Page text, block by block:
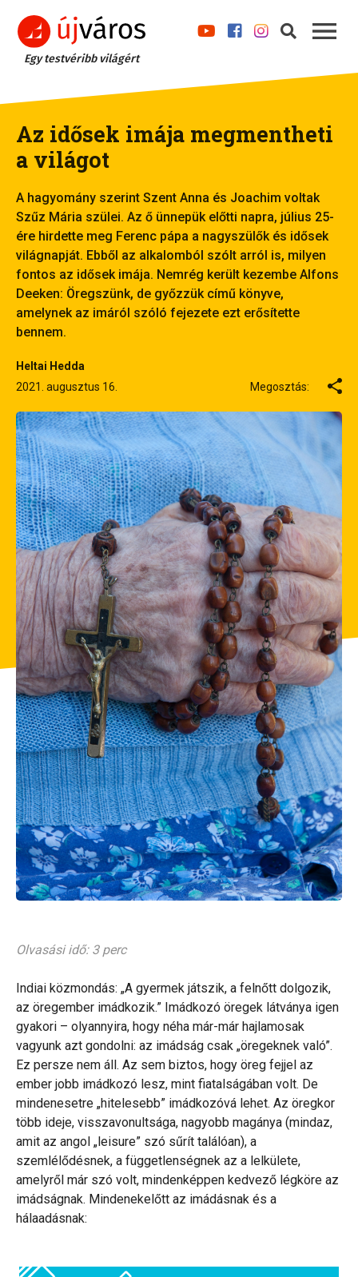
Egy testvéribb világért
Az idősek imája megmentheti
a világot
A hagyomány szerint Szent Anna és Joachim voltak
Szűz Mária szülei. Az ő ünnepük előtti napra, július 25-
ére hirdette meg Ferenc pápa a nagyszülők és idősek
világnapját. Ebből az alkalomból szólt arról is, milyen
fontos az idősek imája. Nemrég került kezembe Alfons
Deeken: Öregszünk, de győzzük című könyve,
amelynek az imáról szóló fejezete ezt erősítette
bennem.
Heltai Hedda
2021. augusztus 16.
Megosztás:
Olvasási idő: 3 perc
Indiai közmondás: „A gyermek játszik, a felnőtt dolgozik,
az öregember imádkozik.” Imádkozó öregek látványa igen
gyakori – olyannyira, hogy néha már-már hajlamosak
vagyunk azt gondolni: az imádság csak „öregeknek való”.
Ez persze nem áll. Az sem biztos, hogy öreg fejjel az
ember jobb imádkozó lesz, mint fiatalságában volt. De
mindenesetre „hitelesebb” imádkozóvá lehet. Az öregkor
több ideje, visszavonultsága, nagyobb magánya (mindaz,
amit az angol „leisure” szó sűrít találóan), a
szemlélődésnek, a függetlenségnek az a lelkülete,
amelyről már szó volt, mindenképpen kedvező légköre az
imádságnak. Mindenekelőtt az imádásnak és a
hálaadásnak: